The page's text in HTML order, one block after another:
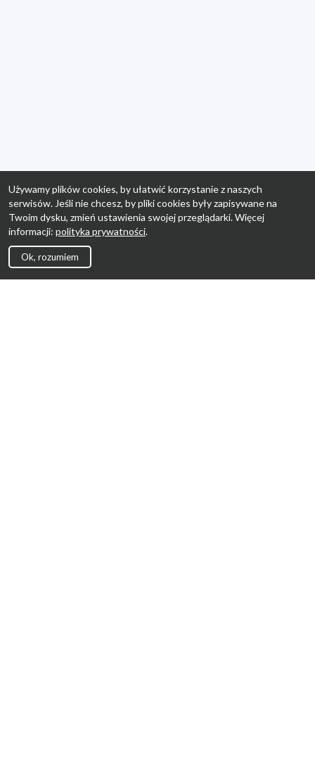
Używamy plików cookies, by ułatwić korzystanie z naszych
serwisów. Jeśli nie chcesz, by pliki cookies były zapisywane na
Twoim dysku, zmień ustawienia swojej przeglądarki. Więcej
informacji: polityka prywatności.
Ok, rozumiem